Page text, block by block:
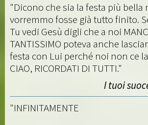
"Dicono che sia la festa più bella
vorremmo fosse già tutto finito.
Tu vedi Gesù digli che a noi
TANTISSIMO poteva anche
festa con Lui perché noi non ce
CIAO, RICORDATI DI TUTTI."
I tuoi
"INFINITAMENTE